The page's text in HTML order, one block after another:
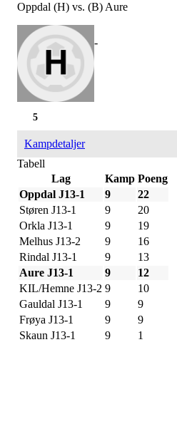
Oppdal (H) vs. (B) Aure
-
5
Kampdetaljer
Tabell
Lag
Kamp Poeng
Oppdal J13-1
9
22
Støren J13-1
9
20
Orkla J13-1
9
19
Melhus J13-2
9
16
Rindal J13-1
9
13
Aure J13-1
9
12
KIL/Hemne J13-2 9
10
Gauldal J13-1
9
9
Frøya J13-1
9
9
Skaun J13-1
9 1